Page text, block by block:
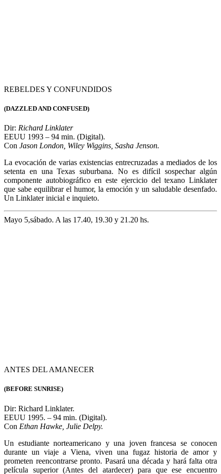
Un Linklater inicial e inquieto.
Mayo 5,sábado. A las 17.40, 19.30 y 21.20 hs.
ANTES DEL AMANECER
(BEFORE SUNRISE)
Dir: Richard Linklater.
EEUU 1995. – 94 min. (Digital).
ConEthan Hawke, Julie Delpy.
Un estudiante norteamericano y una joven francesa se conocen
durante un viaje a Viena, viven una fugaz historia de amor y
prometen reencontrarse pronto. Pasará una década y hará falta otra
compañero convertido en estrella rockera. Sensible, inteligentemente